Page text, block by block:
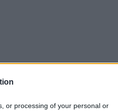
or processing of your personal or